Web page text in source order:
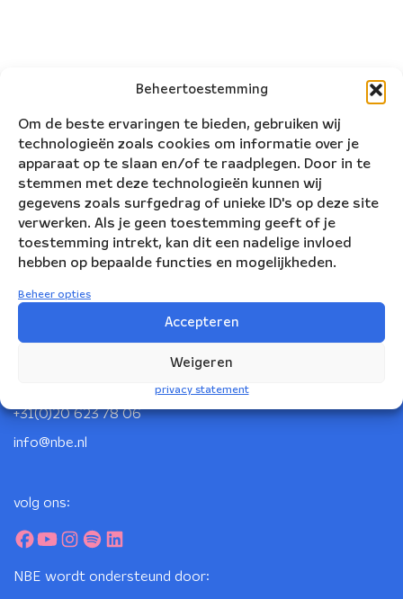
Beheertoestemming
Om de beste ervaringen te bieden, gebruiken wij
technologieën zoals cookies om informatie over je
apparaat op te slaan en/of te raadplegen. Door in te
stemmen met deze technologieën kunnen wij
gegevens zoals surfgedrag of unieke ID's op deze site
verwerken. Als je geen toestemming geeft of je
toestemming intrekt, kan dit een nadelige invloed
hebben op bepaalde functies en mogelijkheden.
Beheer opties
Accepteren
Weigeren
privacy statement
Nederlands Blazers Ensemble
Korte Leidsedwarsstraat 12
+31(0)20 623 78 06
info@nbe.nl
volg ons:
NBE wordt ondersteund door: